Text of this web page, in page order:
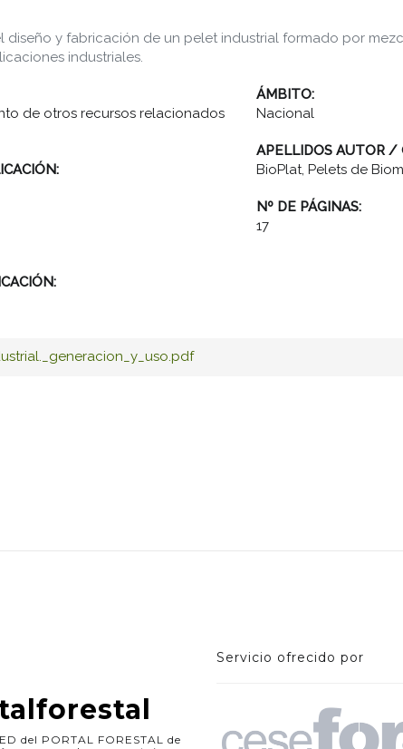
diseño y fabricación de un pelet industrial formado por
industriales.
de otros recursos relacionados
ÁMBITO:
Nacional
APELLIDOS AUTOR /
BioPlat, Pelets de
Nº DE PÁGINAS:
17
del PORTAL FORESTAL de
Servicio ofrecido por